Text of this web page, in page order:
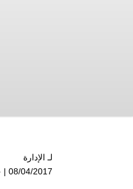
لـ الإدارة
08/04/2017 |